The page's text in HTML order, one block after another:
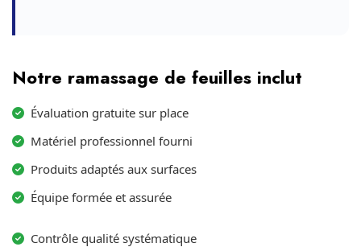
Notre ramassage de feuilles inclut
Évaluation gratuite sur place
Matériel professionnel fourni
Produits adaptés aux surfaces
Équipe formée et assurée
Contrôle qualité systématique